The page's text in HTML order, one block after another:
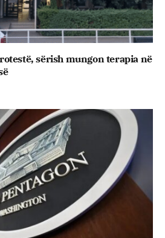
sërish mungon terapia në